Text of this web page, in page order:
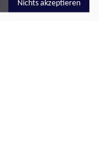
Nichts akzeptieren